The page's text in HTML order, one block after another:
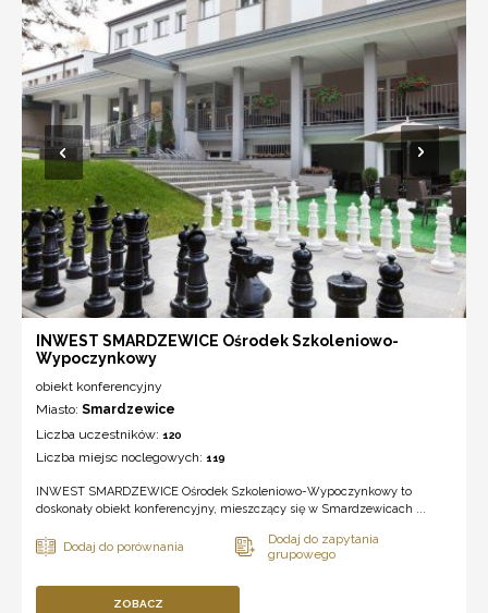
INWEST SMARDZEWICE Ośrodek Szkoleniowo-
Wypoczynkowy
obiekt konferencyjny
Miasto: Smardzewice
Liczba uczestników: 120
Liczba miejsc noclegowych: 119
INWEST SMARDZEWICE Ośrodek Szkoleniowo-Wypoczynkowy to
doskonały obiekt konferencyjny, mieszczący się w Smardzewicach ...
ZOBACZ